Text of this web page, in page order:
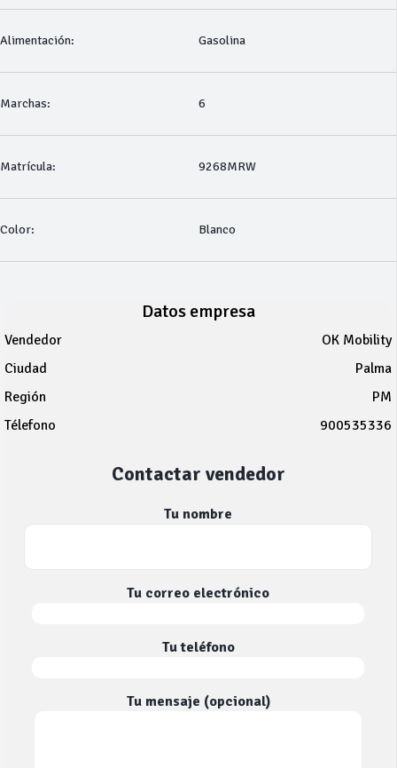
Alimentación: Gasolina
Marchas: 6
Matrícula: 9268MRW
Color: Blanco
Datos empresa
Vendedor
OK Mobility
Ciudad
Palma
Región
PM
Télefono
900535336
Contactar vendedor
Tu nombre
Tu correo electrónico
Tu teléfono
Tu mensaje (opcional)